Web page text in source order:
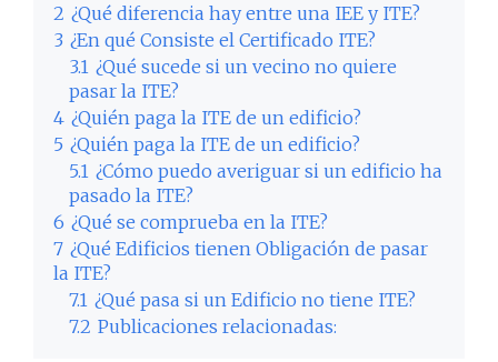
2 ¿Qué diferencia hay entre una IEE y ITE?
3 ¿En qué Consiste el Certificado ITE?
3.1 ¿Qué sucede si un vecino no quiere
pasar la ITE?
4 ¿Quién paga la ITE de un edificio?
5 ¿Quién paga la ITE de un edificio?
5.1 ¿Cómo puedo averiguar si un edificio ha
pasado la ITE?
6 ¿Qué se comprueba en la ITE?
7 ¿Qué Edificios tienen Obligación de pasar
la ITE?
7.1 ¿Qué pasa si un Edificio no tiene ITE?
7.2 Publicaciones relacionadas: